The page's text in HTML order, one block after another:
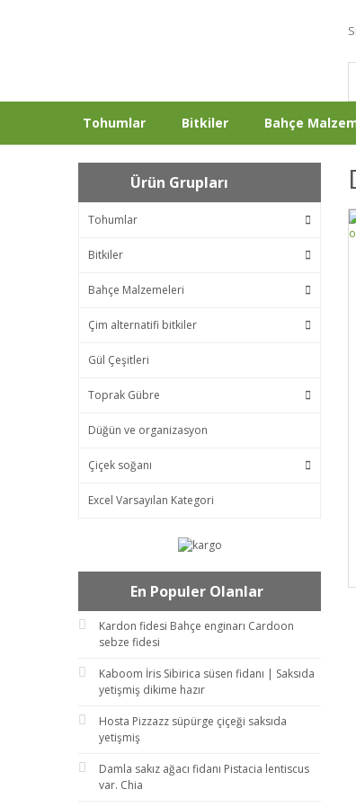
Tohumlar Bitkiler Bahçe
Ürün Grupları
Tohumlar
Bitkiler
Bahçe Malzemeleri
Çim alternatifi bitkiler
Gül Çeşitleri
Toprak Gübre
Düğün ve organizasyon
Çiçek soğanı
Excel Varsayılan Kategori
En Populer Olanlar
Kardon fidesi Bahçe enginarı Cardoon
sebze fidesi
Kaboom İris Sibirica süsen fidanı | Saksıda
yetişmiş dikime hazır
Hosta Pizzazz süpürge çiçeği saksıda
yetişmiş
Damla sakız ağacı fidanı Pistacia lentiscus
var. Chia